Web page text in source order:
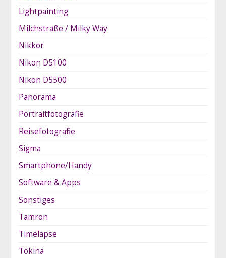
Lightpainting
Milchstraße / Milky Way
Nikkor
Nikon D5100
Nikon D5500
Panorama
Portraitfotografie
Reisefotografie
Sigma
Smartphone/Handy
Software & Apps
Sonstiges
Tamron
Timelapse
Tokina